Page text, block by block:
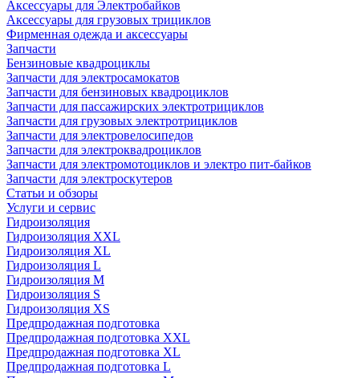
Аксессуары для Электробайков
Аксессуары для грузовых трициклов
Фирменная одежда и аксессуары
Запчасти
Бензиновые квадроциклы
Запчасти для электросамокатов
Запчасти для бензиновых квадроциклов
Запчасти для пассажирских электротрициклов
Запчасти для грузовых электротрициклов
Запчасти для электровелосипедов
Запчасти для электроквадроциклов
Запчасти для электромотоциклов и электро пит-байков
Запчасти для электроскутеров
Статьи и обзоры
Услуги и сервис
Гидроизоляция
Гидроизоляция XXL
Гидроизоляция XL
Гидроизоляция L
Гидроизоляция M
Гидроизоляция S
Гидроизоляция XS
Предпродажная подготовка
Предпродажная подготовка XXL
Предпродажная подготовка XL
Предпродажная подготовка L